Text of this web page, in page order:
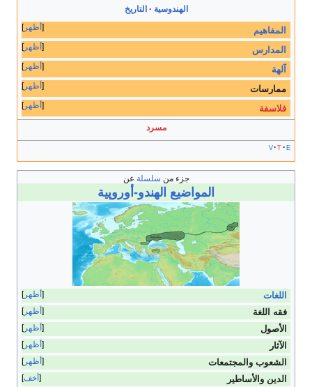
الهندوسية
التاريخ
أظهر
المفاهيم
أظهر المدارس
أظهر آلهة
أظهر ممارسات
أظهر فلاسفة
مسرد
v t e
جزء من سلسلة عن
المواضيع الهندو-أوروپية
أظهر اللغات
أظهر فقه اللغة
أظهر الأصول
أظهر الآثار
أظهر الشعوب والمجتمعات
أخف الدين والأساطير